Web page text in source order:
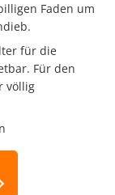
Faden um
für die
Für den
völlig